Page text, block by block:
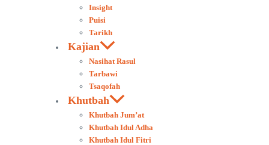
Insight
Puisi
Tarikh
Kajian
Nasihat Rasul
Tarbawi
Tsaqofah
Khutbah
Khutbah Jum’at
Khutbah Idul Adha
Khutbah Idul Fitri